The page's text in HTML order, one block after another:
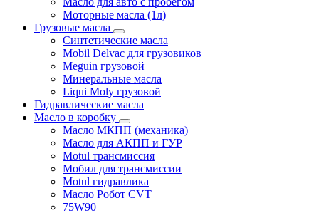
Моторные масла (1л)
Грузовые масла
Синтетические масла
Mobil Delvac для грузовиков
Meguin грузовой
Минеральные масла
Liqui Moly грузовой
Гидравлические масла
Масло в коробку
Масло МКПП (механика)
Масло для АКПП и ГУР
Motul трансмиссия
Мобил для трансмиссии
Motul гидравлика
Масло Робот CVT
75W90